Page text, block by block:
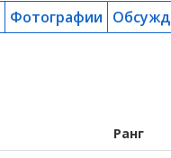
Фотографии
Ранг